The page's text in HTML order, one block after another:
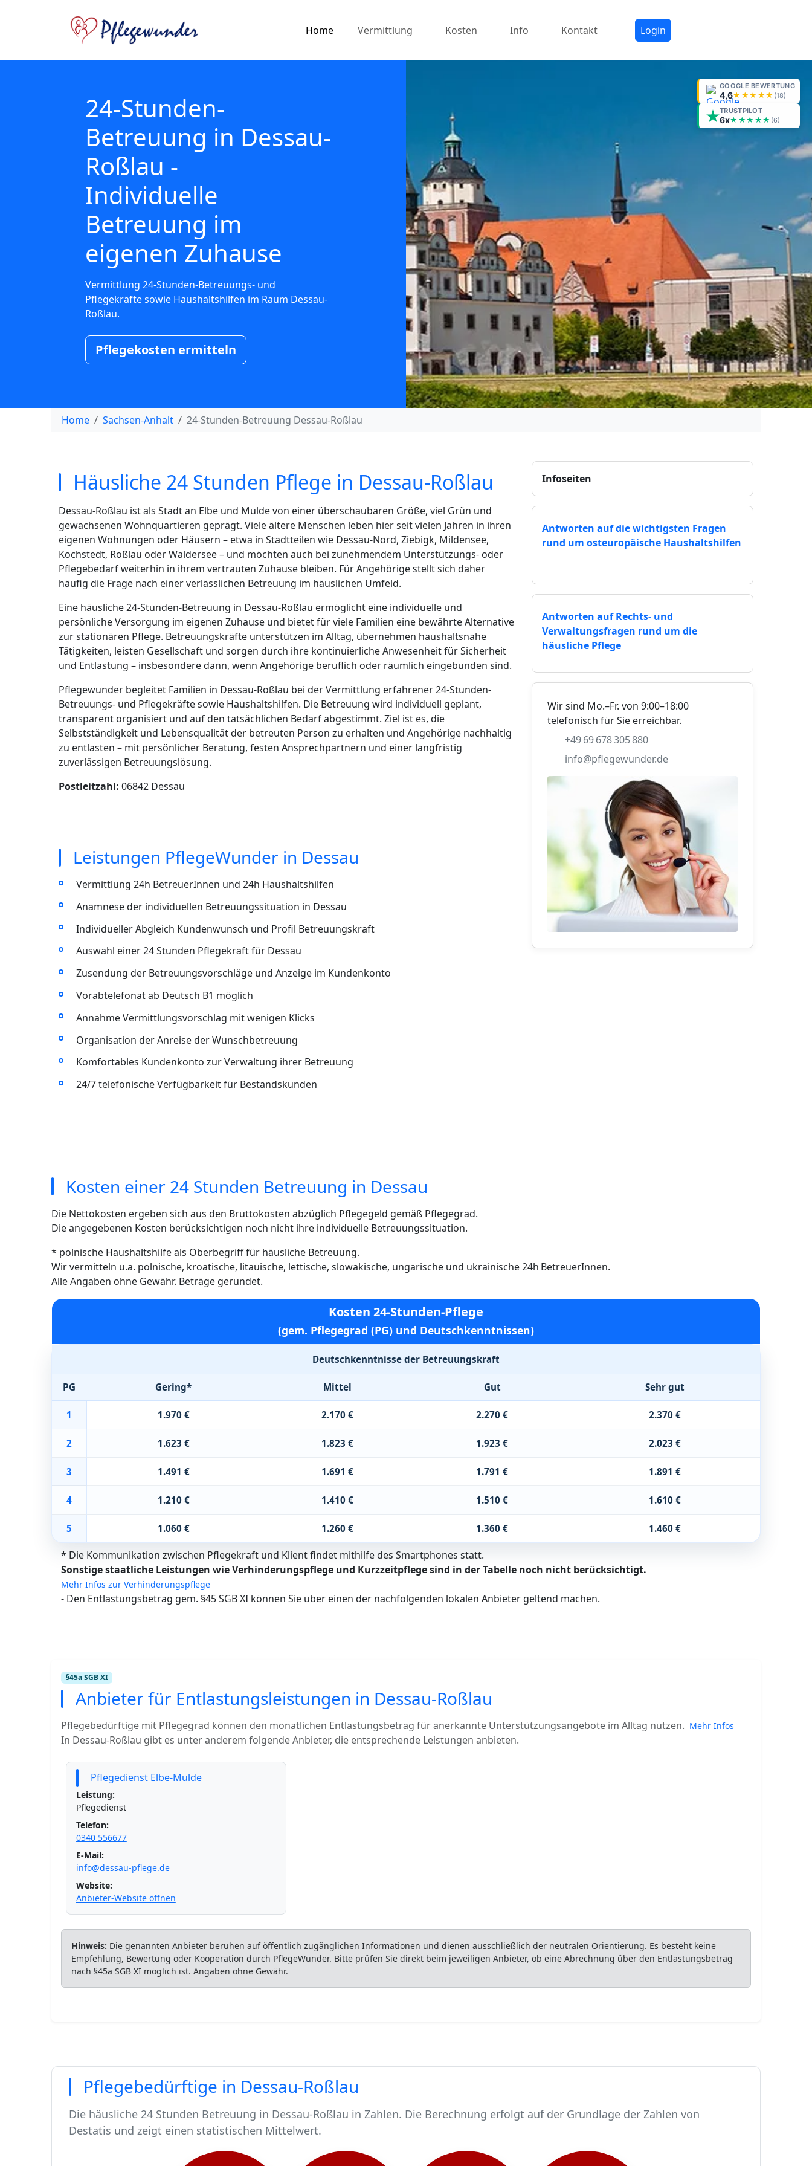
Home Vermittlung Kosten Info Kontakt Login
GOOGLE BEWERTUNG
4,6★★★★★ (18)
TRUSTPILOT
6x★★★★★ (6)
24-Stunden-
Betreuung in Dessau-
Roßlau -
Individuelle
Betreuung im
eigenen Zuhause
Vermittlung 24-Stunden-Betreuungs- und
Pflegekräfte sowie Haushaltshilfen im Raum Dessau-
Roßlau.
Pflegekosten ermitteln
Home Sachsen-Anhalt 24-Stunden-Betreuung Dessau-Roßlau
Häusliche 24 Stunden Pflege in Dessau-Roßlau
Dessau-Roßlau ist als Stadt an Elbe und Mulde von einer überschaubaren Größe, viel Grün und
gewachsenen Wohnquartieren geprägt. Viele ältere Menschen leben hier seit vielen Jahren in ihren
eigenen Wohnungen oder Häusern – etwa in Stadtteilen wie Dessau-Nord, Ziebigk, Mildensee,
Kochstedt, Roßlau oder Waldersee – und möchten auch bei zunehmendem Unterstützungs- oder
Pflegebedarf weiterhin in ihrem vertrauten Zuhause bleiben. Für Angehörige stellt sich daher
häufig die Frage nach einer verlässlichen Betreuung im häuslichen Umfeld.
Eine häusliche 24-Stunden-Betreuung in Dessau-Roßlau ermöglicht eine individuelle und
persönliche Versorgung im eigenen Zuhause und bietet für viele Familien eine bewährte Alternative
zur stationären Pflege. Betreuungskräfte unterstützen im Alltag, übernehmen haushaltsnahe
Tätigkeiten, leisten Gesellschaft und sorgen durch ihre kontinuierliche Anwesenheit für Sicherheit
und Entlastung – insbesondere dann, wenn Angehörige beruflich oder räumlich eingebunden sind.
Pflegewunder begleitet Familien in Dessau-Roßlau bei der Vermittlung erfahrener 24-Stunden-
Betreuungs- und Pflegekräfte sowie Haushaltshilfen. Die Betreuung wird individuell geplant,
transparent organisiert und auf den tatsächlichen Bedarf abgestimmt. Ziel ist es, die
Selbstständigkeit und Lebensqualität der betreuten Person zu erhalten und Angehörige nachhaltig
zu entlasten – mit persönlicher Beratung, festen Ansprechpartnern und einer langfristig
zuverlässigen Betreuungslösung.
Postleitzahl: 06842 Dessau
Leistungen PflegeWunder in Dessau
Vermittlung 24h BetreuerInnen und 24h Haushaltshilfen
Anamnese der individuellen Betreuungssituation in Dessau
Individueller Abgleich Kundenwunsch und Profil Betreuungskraft
Auswahl einer 24 Stunden Pflegekraft für Dessau
Zusendung der Betreuungsvorschläge und Anzeige im Kundenkonto
Vorabtelefonat ab Deutsch B1 möglich
Annahme Vermittlungsvorschlag mit wenigen Klicks
Organisation der Anreise der Wunschbetreuung
Komfortables Kundenkonto zur Verwaltung ihrer Betreuung
24/7 telefonische Verfügbarkeit für Bestandskunden
Infoseiten
Antworten auf die wichtigsten Fragen
rund um osteuropäische Haushaltshilfen
Antworten auf Rechts- und
Verwaltungsfragen rund um die
häusliche Pflege
Wir sind Mo.–Fr. von 9:00–18:00
telefonisch für Sie erreichbar.
+49 69 678 305 880
info@pflegewunder.de
Kosten einer 24 Stunden Betreuung in Dessau
Die Nettokosten ergeben sich aus den Bruttokosten abzüglich Pflegegeld gemäß Pflegegrad.
Die angegebenen Kosten berücksichtigen noch nicht ihre individuelle Betreuungssituation.
* polnische Haushaltshilfe als Oberbegriff für häusliche Betreuung.
Wir vermitteln u.a. polnische, kroatische, litauische, lettische, slowakische, ungarische und ukrainische 24h BetreuerInnen.
Alle Angaben ohne Gewähr. Beträge gerundet.
Kosten 24-Stunden-Pflege
(gem. Pflegegrad (PG) und Deutschkenntnissen)
Deutschkenntnisse der Betreuungskraft
PG Gering* Mittel Gut Sehr gut
1 1.970 € 2.170 € 2.270 € 2.370 €
2 1.623 € 1.823 € 1.923 € 2.023 €
3 1.491 € 1.691 € 1.791 € 1.891 €
4 1.210 € 1.410 € 1.510 € 1.610 €
5 1.060 € 1.260 € 1.360 € 1.460 €
* Die Kommunikation zwischen Pflegekraft und Klient findet mithilfe des Smartphones statt.
Sonstige staatliche Leistungen wie Verhinderungspflege und Kurzzeitpflege sind in der Tabelle noch nicht berücksichtigt.
Mehr Infos zur Verhinderungspflege
- Den Entlastungsbetrag gem. §45 SGB XI können Sie über einen der nachfolgenden lokalen Anbieter geltend machen.
§45a SGB XI
Anbieter für Entlastungsleistungen in Dessau-Roßlau
Pflegebedürftige mit Pflegegrad können den monatlichen Entlastungsbetrag für anerkannte Unterstützungsangebote im Alltag nutzen. Mehr Infos
In Dessau-Roßlau gibt es unter anderem folgende Anbieter, die entsprechende Leistungen anbieten.
Pflegedienst Elbe-Mulde
Leistung:
Pflegedienst
Telefon:
0340 556677
E-Mail:
info@dessau-pflege.de
Website:
Anbieter-Website öffnen
Hinweis: Die genannten Anbieter beruhen auf öffentlich zugänglichen Informationen und dienen ausschließlich der neutralen Orientierung. Es besteht keine
Empfehlung, Bewertung oder Kooperation durch PflegeWunder. Bitte prüfen Sie direkt beim jeweiligen Anbieter, ob eine Abrechnung über den Entlastungsbetrag
nach §45a SGB XI möglich ist. Angaben ohne Gewähr.
Pflegebedürftige in Dessau-Roßlau
Die häusliche 24 Stunden Betreuung in Dessau-Roßlau in Zahlen. Die Berechnung erfolgt auf der Grundlage der Zahlen von
Destatis und zeigt einen statistischen Mittelwert.
In Dessau-Roßlau leben rund 75402 Menschen.
Von diesen 75402 Einwohnern sind rund 4600 pflegebedürftig.
Ca. 736 dieser pflegebedürftigen Menschen werden stationär gepflegt*.
Der Großteil der Pflegebedürftigen in Dessau-Roßlau, rund 3864 werden häuslich gepflegt.